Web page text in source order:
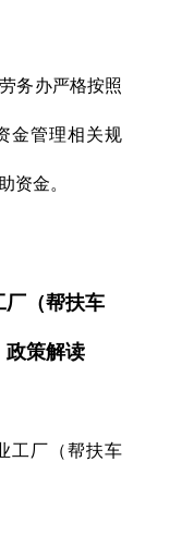
务办严格按照
金管理相关规
资金。
厂（帮扶车
政策解读
工厂（帮扶车